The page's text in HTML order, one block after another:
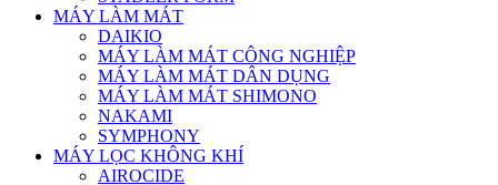
MÁY LÀM MÁT
DAIKIO
MÁY LÀM MÁT CÔNG NGHIỆP
MÁY LÀM MÁT DÂN DỤNG
MÁY LÀM MÁT SHIMONO
NAKAMI
SYMPHONY
MÁY LỌC KHÔNG KHÍ
AIROCIDE